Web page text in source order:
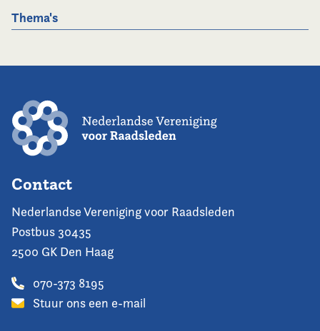
Thema's
Contact
Nederlandse Vereniging voor Raadsleden
Postbus 30435
2500 GK Den Haag
070-373 8195
Stuur ons een e-mail